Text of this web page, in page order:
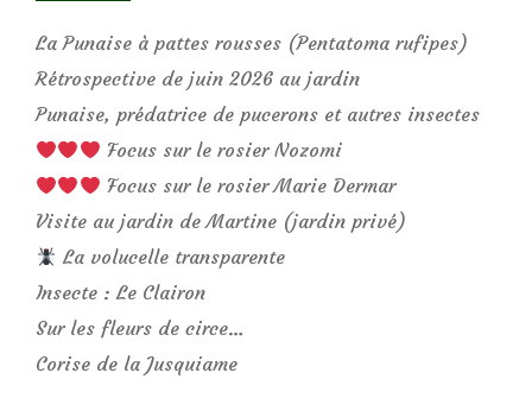
La Punaise à pattes rousses (Pentatoma rufipes)
Rétrospective de juin 2026 au jardin
Punaise, prédatrice de pucerons et autres insectes
Focus sur le rosier Nozomi
Focus sur le rosier Marie Dermar
Visite au jardin de Martine (jardin privé)
La volucelle transparente
Insecte : Le Clairon
Sur les fleurs de circe…
Corise de la Jusquiame